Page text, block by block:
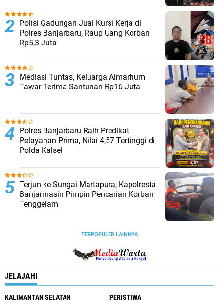
Polisi Gadungan Jual Kursi Kerja di
Polres Banjarbaru, Raup Uang Korban
Rp5,3 Juta
Mediasi Tuntas, Keluarga Almarhum
Tawar Terima Santunan Rp16 Juta
Polres Banjarbaru Raih Predikat
Pelayanan Prima, Nilai 4,57 Tertinggi di
Polda Kalsel
Terjun ke Sungai Martapura, Kapolresta
Banjarmasin Pimpin Pencarian Korban
Tenggelam
TERPOPULER LAINNYA
JELAJAHI
KALIMANTAN SELATAN PERISTIWA